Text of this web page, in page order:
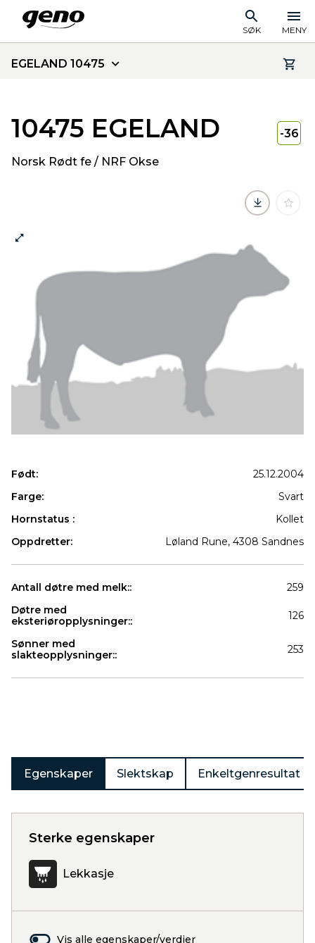
SØK MENY
EGELAND 10475
10475 EGELAND
Norsk Rødt fe / NRF Okse
-36
Født:
25.12.2004
Farge:
Svart
Hornstatus :
Kollet
Oppdretter:
Løland Rune, 4308 Sandnes
Antall døtre med melk::
259
Døtre med
eksteriøropplysninger::
126
Sønner med
slakteopplysninger::
253
Egenskaper Slektskap Enkeltgenresultat
Sterke egenskaper
Lekkasje
Vis alle egenskaper/verdier